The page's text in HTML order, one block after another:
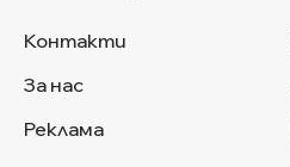
Контакти
За нас
Реклама